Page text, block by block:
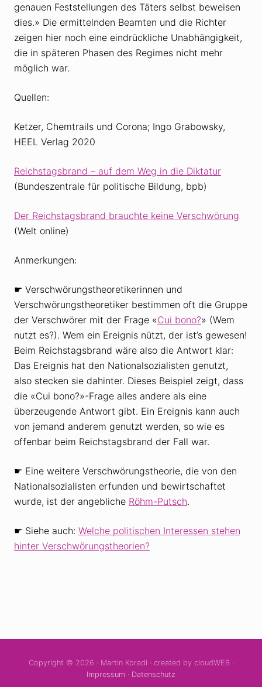
genauen Feststellungen des Täters selbst beweisen
dies.» Die ermittelnden Beamten und die Richter
zeigen hier noch eine eindrückliche Unabhängigkeit,
die in späteren Phasen des Regimes nicht mehr
möglich war.
Quellen:
Ketzer, Chemtrails und Corona; Ingo Grabowsky,
HEEL Verlag 2020
Reichstagsbrand – auf dem Weg in die Diktatur
(Bundeszentrale für politische Bildung, bpb)
Der Reichstagsbrand brauchte keine Verschwörung
(Welt online)
Anmerkungen:
☛ Verschwörungstheoretikerinnen und
Verschwörungstheoretiker bestimmen oft die Gruppe
der Verschwörer mit der Frage «Cui bono?» (Wem
nutzt es?). Wem ein Ereignis nützt, der ist’s gewesen!
Beim Reichstagsbrand wäre also die Antwort klar:
Das Ereignis hat den Nationalsozialisten genutzt,
also stecken sie dahinter. Dieses Beispiel zeigt, dass
die «Cui bono?»-Frage alles andere als eine
überzeugende Antwort gibt. Ein Ereignis kann auch
von jemand anderem genutzt werden, so wie es
offenbar beim Reichstagsbrand der Fall war.
☛ Eine weitere Verschwörungstheorie, die von den
Nationalsozialisten erfunden und bewirtschaftet
wurde, ist der angebliche Röhm-Putsch.
☛ Siehe auch: Welche politischen Interessen stehen
hinter Verschwörungstheorien?
Copyright © 2026 · Martin Koradi · created by cloudWEB ·
Impressum · Datenschutz